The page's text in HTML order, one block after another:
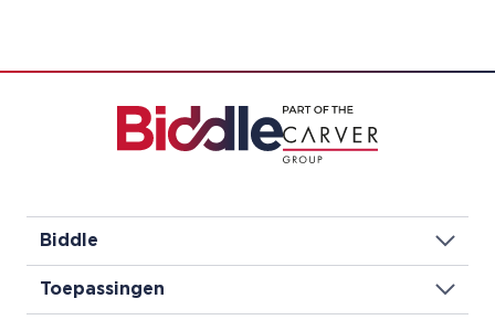
Biddle
Toepassingen